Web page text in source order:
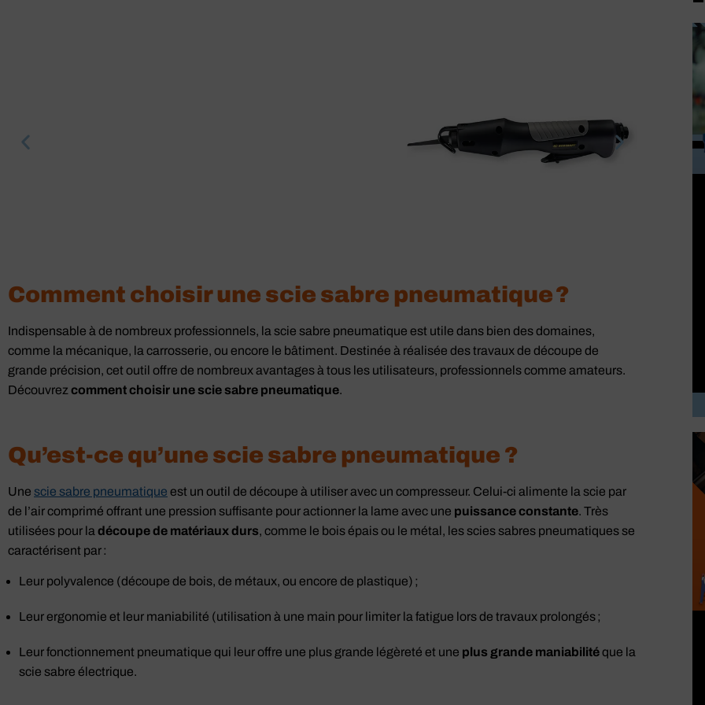
Scie sabre
pneumatique
Premium JSB
Comment choisir une scie sabre pneumatique ?
Indispensable à de nombreux professionnels, la scie sabre pneumatique est utile dans bien des domaines,
comme la mécanique, la carrosserie, ou encore le bâtiment. Destinée à réalisée des travaux de découpe de
grande précision, cet outil offre de nombreux avantages à tous les utilisateurs, professionnels comme amateurs.
Découvrez comment choisir une scie sabre pneumatique.
Qu’est-ce qu’une scie sabre pneumatique ?
Une scie sabre pneumatique est un outil de découpe à utiliser avec un compresseur. Celui-ci alimente la scie par
de l’air comprimé offrant une pression suffisante pour actionner la lame avec une puissance constante. Très
utilisées pour la découpe de matériaux durs, comme le bois épais ou le métal, les scies sabres pneumatiques se
caractérisent par :
Leur polyvalence (découpe de bois, de métaux, ou encore de plastique) ;
Leur ergonomie et leur maniabilité (utilisation à une main pour limiter la fatigue lors de travaux prolongés ;
Leur fonctionnement pneumatique qui leur offre une plus grande légèreté et une plus grande maniabilitéque la
scie sabre électrique.